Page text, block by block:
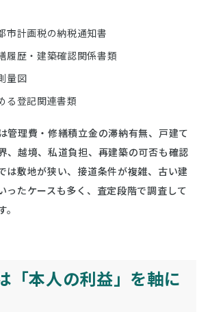
市計画税の納税通知書
履歴・建築確認関係書類
量図
る登記関連書類
管理費・修繕積立金の滞納有無、戸建て
、越境、私道負担、再建築の可否も確認
は敷地が狭い、接道条件が複雑、古い建
ったケースも多く、査定段階で調査して
「本人の利益」を軸に